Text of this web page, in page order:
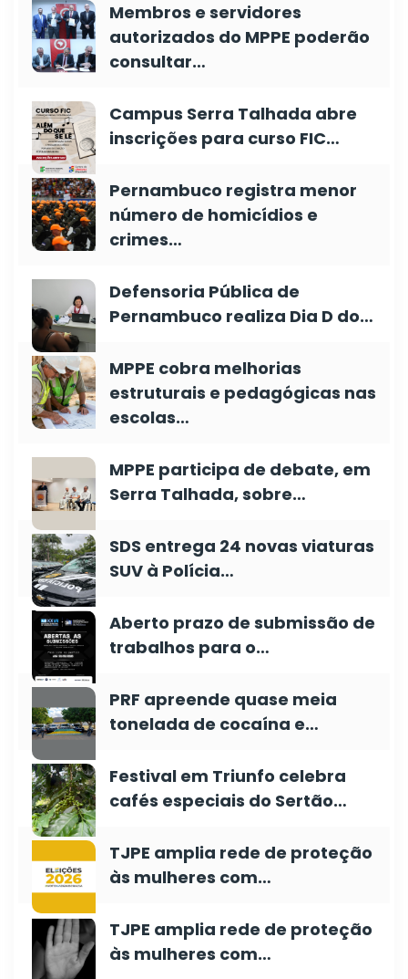
Membros e servidores
autorizados do MPPE poderão
consultar…
Campus Serra Talhada abre
inscrições para curso FIC…
Pernambuco registra menor
número de homicídios e
crimes…
Defensoria Pública de
Pernambuco realiza Dia D do…
MPPE cobra melhorias
estruturais e pedagógicas nas
escolas…
MPPE participa de debate, em
Serra Talhada, sobre…
SDS entrega 24 novas viaturas
SUV à Polícia…
Aberto prazo de submissão de
trabalhos para o…
PRF apreende quase meia
tonelada de cocaína e…
Festival em Triunfo celebra
cafés especiais do Sertão…
TJPE amplia rede de proteção
às mulheres com…
TJPE amplia rede de proteção
às mulheres com…